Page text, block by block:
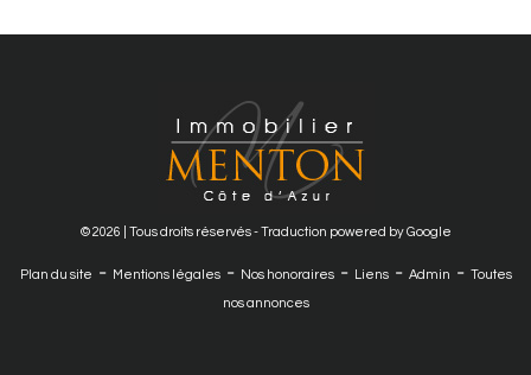
© 2026 | Tous droits réservés - Traduction powered by Google
Plan du site - Mentions légales- Nos honoraires- Liens- Admin - Toutes
nos annonces